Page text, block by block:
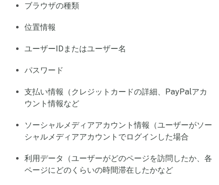
ブラウザの種類
位置情報
ユーザーIDまたはユーザー名
パスワード
支払い情報（クレジットカードの詳細、PayPalアカ
ウント情報など
ソーシャルメディアアカウント情報（ユーザーがソー
シャルメディアアカウントでログインした場合
利用データ（ユーザーがどのページを訪問したか、各
ページにどのくらいの時間滞在したかなど